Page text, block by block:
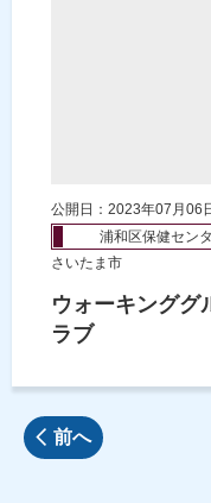
公開日：2023年07月06
浦和区保健セン
さいたま市
ウォーキング
ラブ
前へ